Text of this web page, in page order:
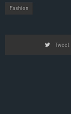
Fashion
Tweet